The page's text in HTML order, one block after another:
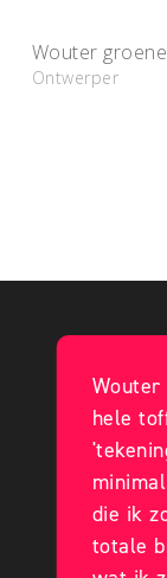
Wouter
Ontwerper
hele
die ik
totale